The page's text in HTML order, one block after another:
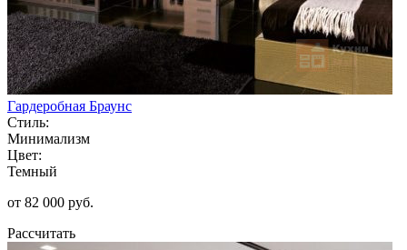
Гардеробная Браунс
Стиль:
Минимализм
Цвет:
Темный
от 82 000 руб.
Рассчитать